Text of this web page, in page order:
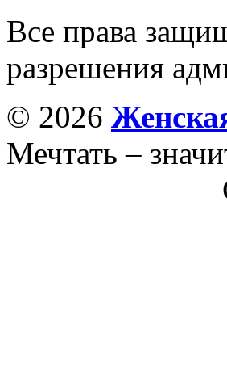
Все права
разрешения
© 2026
Мечтать –